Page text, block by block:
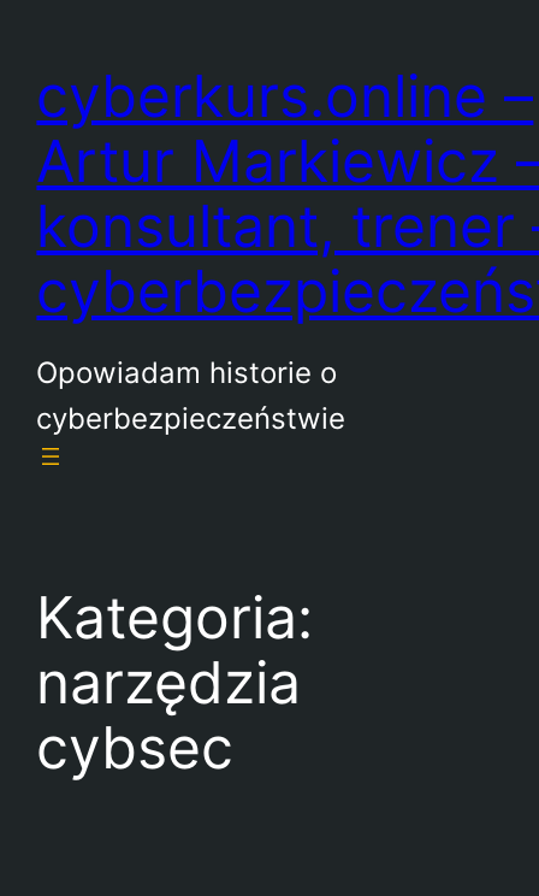
treści
cyberkurs.online –
Artur Markiewicz
konsultant, trener
Opowiadam historie o
cyberbezpieczeństwie
Kategoria:
narzędzia
cybsec